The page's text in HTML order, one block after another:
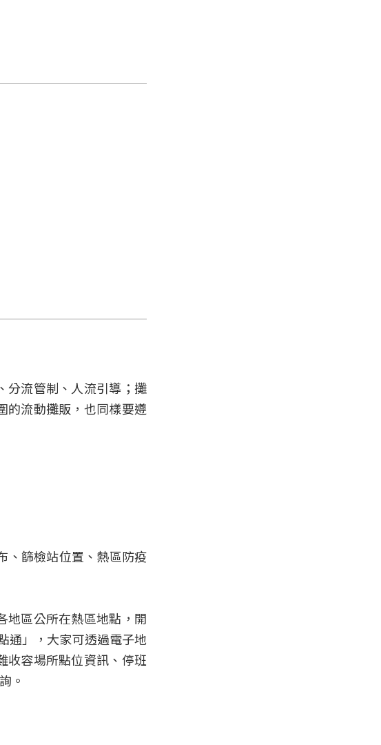
分流管制、人流引導；攤
的流動攤販，也同樣要遵
、篩檢站位置、熱區防疫
地區公所在熱區地點，開
通」，大家可透過電子地
收容場所點位資訊、停班
。